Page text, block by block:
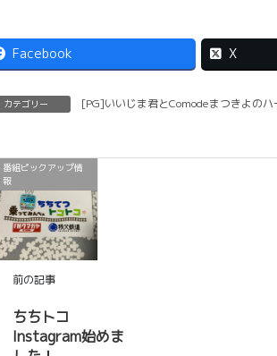
Facebook X
カテゴリー [PG]いいじま君とComodeまつきよの
番組ピックアップ情
報
前の記事
ちちトコ
Instagram始めま